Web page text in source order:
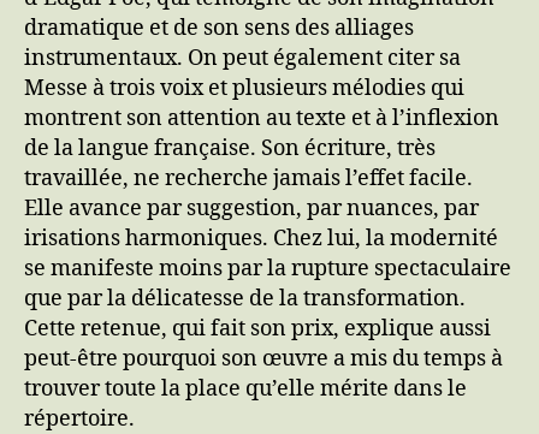
dramatique et de son sens des alliages
instrumentaux. On peut également citer sa
Messe à trois voix et plusieurs mélodies qui
montrent son attention au texte et à l’inflexion
de la langue française. Son écriture, très
travaillée, ne recherche jamais l’effet facile.
Elle avance par suggestion, par nuances, par
irisations harmoniques. Chez lui, la modernité
se manifeste moins par la rupture spectaculaire
que par la délicatesse de la transformation.
Cette retenue, qui fait son prix, explique aussi
peut-être pourquoi son œuvre a mis du temps à
trouver toute la place qu’elle mérite dans le
répertoire.